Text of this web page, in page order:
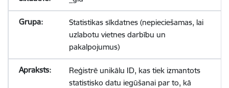
Statistikas sīkdatnes (nepieciešamas, lai
uzlabotu vietnes darbību un
pakalpojumus)
Reģistrē unikālu ID, kas tiek izmantots
statistisko datu iegūšanai par to, kā